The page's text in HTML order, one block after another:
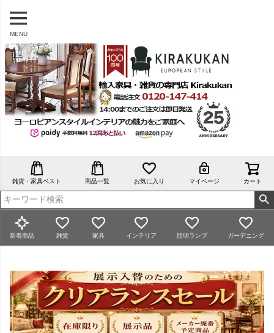
MENU
雑貨・家具ベスト 商品一覧 お気に入り マイページ カート
新着商品 雑貨 家具 インテリア 照明ランプ ガーデニング